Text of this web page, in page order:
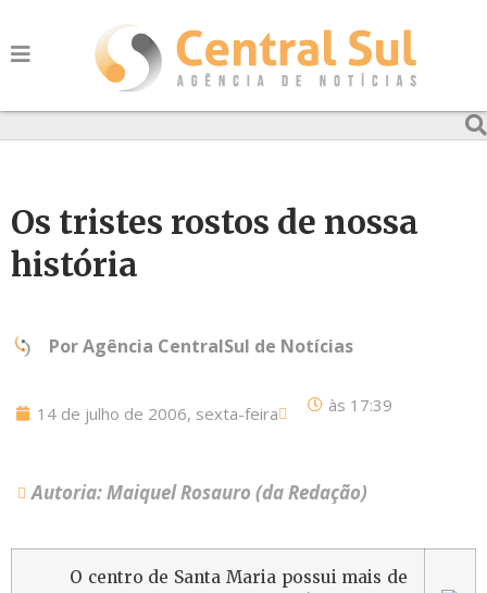
Os tristes rostos de nossa
história
PorAgência CentralSul de Notícias
14 de julho de 2006, sexta-feira às 17:39
Autoria: Maiquel Rosauro (da Redação)
O centro de Santa Maria possui mais de